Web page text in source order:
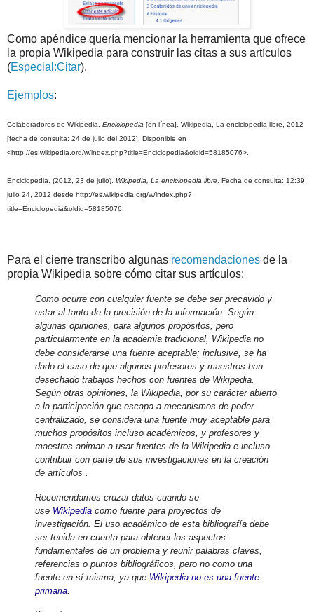
Como apéndice quería mencionar la herramienta que ofrece
la propia Wikipedia para construir las citas a sus artículos
(Especial:Citar).
Ejemplos:
Colaboradores de Wikipedia. Enciclopedia [en línea]. Wikipedia, La enciclopedia libre, 2012
[fecha de consulta: 24 de julio del 2012]. Disponible en
<http://es.wikipedia.org/w/index.php?title=Enciclopedia&oldid=58185076>.
Enciclopedia. (2012, 23 de julio). Wikipedia, La enciclopedia libre . Fecha de consulta: 12:39,
julio 24, 2012 desde http://es.wikipedia.org/w/index.php?
title=Enciclopedia&oldid=58185076.
Para el cierre transcribo algunas recomendaciones de la
propia Wikipedia sobre cómo citar sus artículos:
Como ocurre con cualquier fuente se debe ser precavido y
estar al tanto de la precisión de la información. Según
algunas opiniones, para algunos propósitos, pero
particularmente en la academia tradicional, Wikipedia no
debe considerarse una fuente aceptable; inclusive, se ha
dado el caso de que algunos profesores y maestros han
desechado trabajos hechos con fuentes de Wikipedia
Según otras opiniones, la Wikipedia, por su carácter abierto
a la participación que escapa a mecanismos de poder
centralizado, se considera una fuente muy aceptable para
muchos propósitos incluso académicos, y profesores y
maestros animan a usar fuentes de la Wikipedia e incluso
contribuir con parte de sus investigaciones en la creación
de artículos .
Recomendamos cruzar datos cuando se
use Wikipedia como fuente para proyectos de
investigación. El uso académico de esta bibliografía debe
ser tenida en cuenta para obtener los aspectos
fundamentales de un problema y reunir palabras claves,
referencias o puntos bibliográficos, pero no como una
fuente en sí misma, ya que Wikipedia no es una fuente
primaria